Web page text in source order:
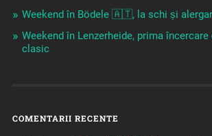
Weekend în Bödele 🇦🇹, la schi și
Weekend în Lenzerheide, prima
clasic
COMENTARII RECENTE